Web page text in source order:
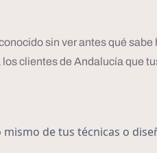
sin ver antes qué sabe
clientes de Andalucía que
de tus técnicas o